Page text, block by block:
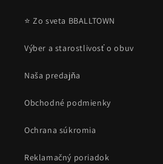
⭐ Zo sveta BBALLTOWN
Výber a starostlivosť o obuv
Naša predajňa
Obchodné podmienky
Ochrana súkromia
Reklamačný poriadok